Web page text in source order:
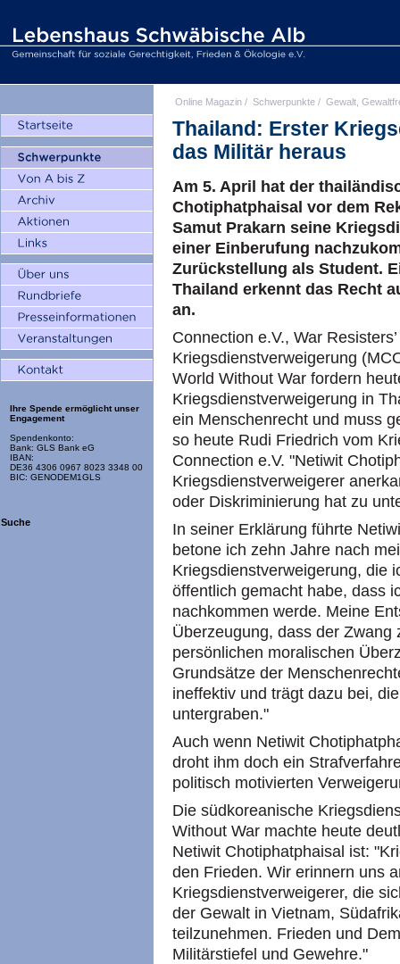
Ihre Spende ermöglicht unser
Engagement
Spendenkonto:
Bank: GLS Bank eG
IBAN:
DE36 4306 0967 8023 3348 00
BIC: GENODEM1GLS
Suche
Online Magazin / Schwerpunkte / Gewalt,
Thailand: Erster
das Militär heraus
Am 5. April hat der
Chotiphatphaisal vor dem
Samut Prakarn seine
einer Einberufung
Zurückstellung als Student.
Thailand erkennt das Recht
an.
Connection e.V., War
Kriegsdienstverweigerung
World Without War fordern
Kriegsdienstverweigerung in
ein Menschenrecht und muss
so heute Rudi Friedrich vom
Connection e.V. "Netiwit
Kriegsdienstverweigerer
oder Diskriminierung hat zu
In seiner Erklärung führte
betone ich zehn Jahre nach
Kriegsdienstverweigerung, die
öffentlich gemacht habe, dass
nachkommen werde. Meine
Überzeugung, dass der
persönlichen moralischen
Grundsätze der
ineffektiv und trägt dazu bei,
untergraben."
Auch wenn Netiwit
droht ihm doch ein
politisch motivierten
Die südkoreanische
Without War machte heute
Netiwit Chotiphatphaisal ist:
den Frieden. Wir erinnern uns
Kriegsdienstverweigerer, die
der Gewalt in Vietnam,
teilzunehmen. Frieden und
Militärstiefel und Gewehre."